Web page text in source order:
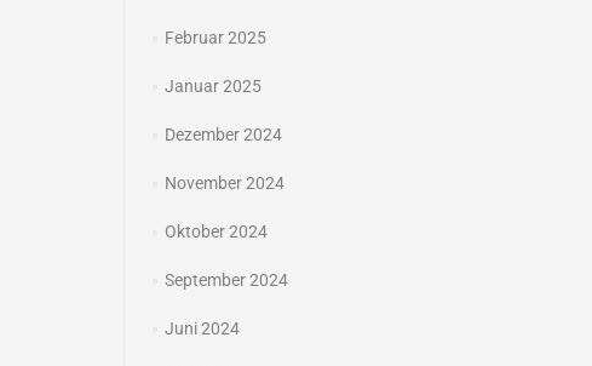
Februar 2025
Januar 2025
Dezember 2024
November 2024
Oktober 2024
September 2024
Juni 2024